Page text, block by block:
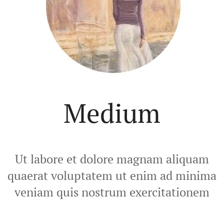
Medium
Ut labore et dolore magnam aliquam
quaerat voluptatem ut enim ad minima
veniam quis nostrum exercitationem